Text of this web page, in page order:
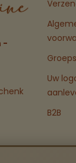
-
Uw
B2B